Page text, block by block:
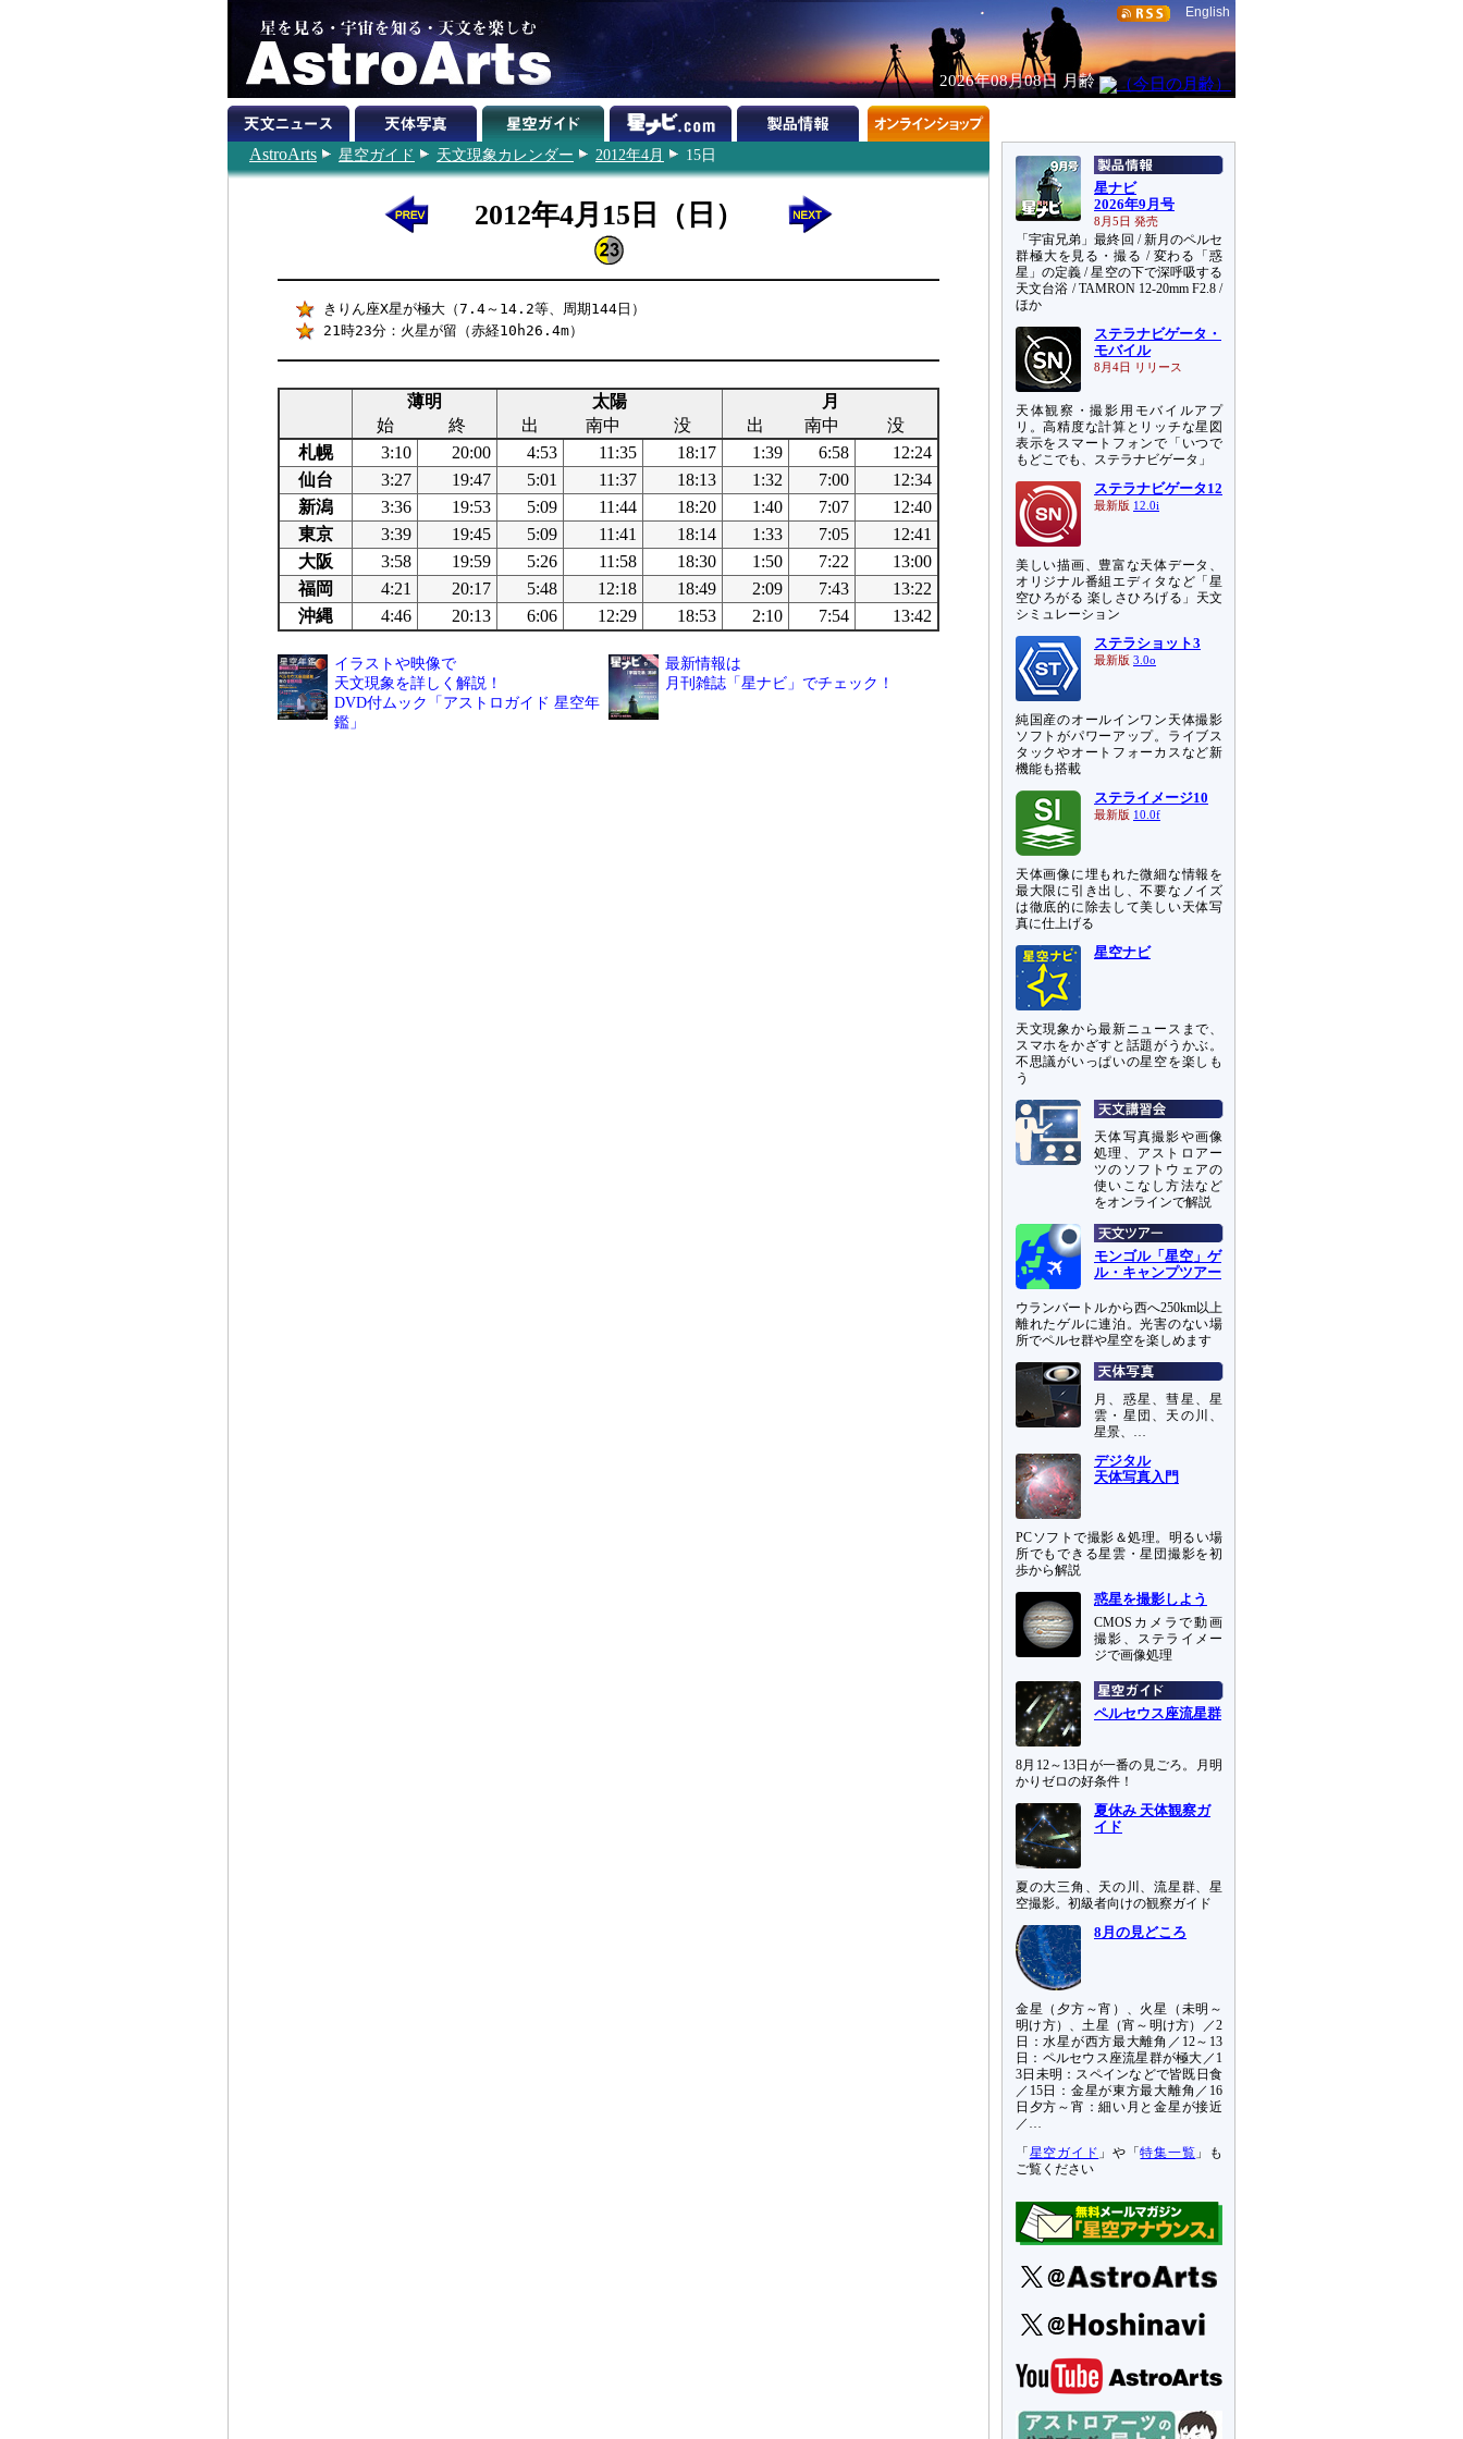
English
2026年08月08日 月齢
AstroArts 星空ガイド 天文現象カレンダー 2012年4月 15日
2012年4月15日（日）
きりん座X星が極大（7.4～14.2等、周期144日）
21時23分：火星が留（赤経10h26.4m）
薄明 太陽
月
始
終 出 南中 没 出 南中
没
札幌
3:10 20:00 4:53 11:35 18:17 1:39 6:58
12:24
仙台
3:27 19:47 5:01 11:37 18:13 1:32 7:00
12:34
新潟
3:36 19:53 5:09 11:44 18:20 1:40 7:07
12:40
東京
3:39 19:45 5:09 11:41 18:14 1:33 7:05
12:41
大阪
3:58 19:59 5:26 11:58 18:30 1:50 7:22
13:00
福岡
4:21 20:17 5:48 12:18 18:49 2:09 7:43
13:22
沖縄
4:46 20:13 6:06 12:29 18:53 2:10 7:54 13:42
イラストや映像で
天文現象を詳しく解説！
DVD付ムック「アストロガイド 星空年
鑑」
最新情報は
月刊雑誌「星ナビ」でチェック！
星ナビ
2026年9月号
8月5日 発売
「宇宙兄弟」最終回 / 新月のペルセ
群極大を見る・撮る / 変わる「惑
星」の定義 / 星空の下で深呼吸する
天文台浴 / TAMRON 12-20mm F2.8 /
ほか
ステラナビゲータ・
モバイル
8月4日 リリース
天体観察・撮影用モバイルアプ
リ。高精度な計算とリッチな星図
表示をスマートフォンで「いつで
もどこでも、ステラナビゲータ」
ステラナビゲータ12
最新版 12.0i
美しい描画、豊富な天体データ、
オリジナル番組エディタなど「星
空ひろがる 楽しさひろげる」天文
シミュレーション
ステラショット3
最新版 3.0o
純国産のオールインワン天体撮影
ソフトがパワーアップ。ライブス
タックやオートフォーカスなど新
機能も搭載
ステライメージ10
最新版 10.0f
天体画像に埋もれた微細な情報を
最大限に引き出し、不要なノイズ
は徹底的に除去して美しい天体写
真に仕上げる
星空ナビ
天文現象から最新ニュースまで、
スマホをかざすと話題がうかぶ。
不思議がいっぱいの星空を楽しも
う
天体写真撮影や画像
処理、アストロアー
ツのソフトウェアの
使いこなし方法など
をオンラインで解説
モンゴル「星空」ゲ
ル・キャンプツアー
ウランバートルから西へ250km以上
離れたゲルに連泊。光害のない場
所でペルセ群や星空を楽しめます
月、惑星、彗星、星
雲・星団、天の川、
星景、…
デジタル
天体写真入門
PCソフトで撮影＆処理。明るい場
所でもできる星雲・星団撮影を初
歩から解説
惑星を撮影しよう
CMOSカメラで動画
撮影、ステライメー
ジで画像処理
ペルセウス座流星群
8月12～13日が一番の見ごろ。月明
かりゼロの好条件！
夏休み 天体観察ガ
イド
夏の大三角、天の川、流星群、星
空撮影。初級者向けの観察ガイド
8月の見どころ
金星（夕方～宵）、火星（未明～
明け方）、土星（宵～明け方）／2
日：水星が西方最大離角／12～13
日：ペルセウス座流星群が極大／1
3日未明：スペインなどで皆既日食
／15日：金星が東方最大離角／16
日夕方～宵：細い月と金星が接近
／…
「 星空ガイド 」や「特集一覧 」も
ご覧ください